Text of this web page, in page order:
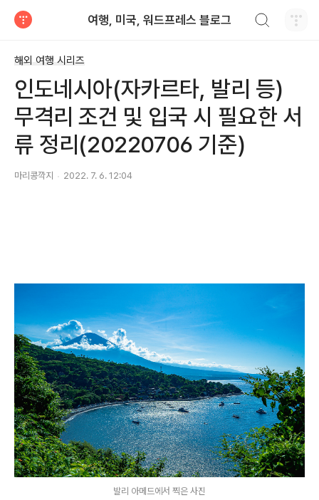
여행, 미국, 워드프레스 블로그
해외 여행 시리즈
인도네시아(자카르타, 발리 등)
무격리 조건 및 입국 시 필요한 서
류 정리(20220706 기준)
마리콩깍지 2022. 7. 6. 12:04
발리 아메드에서 찍은 사진